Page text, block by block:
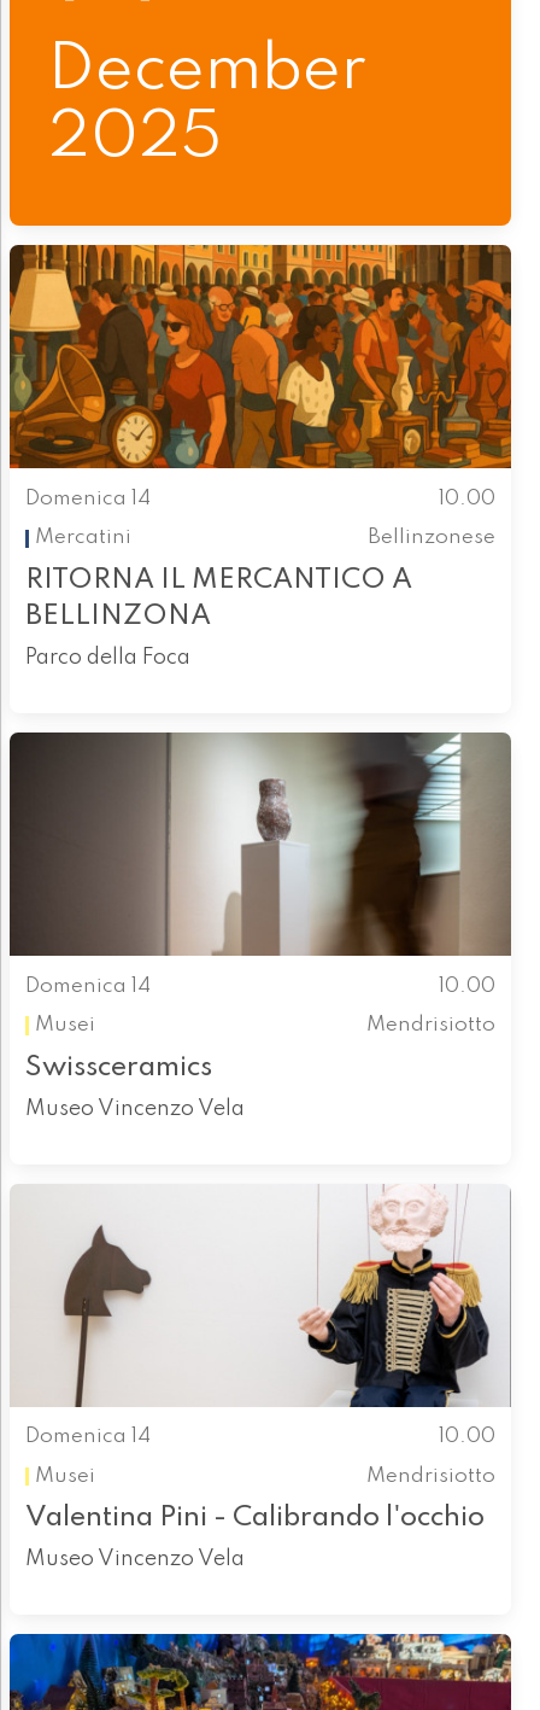
December
2025
Domenica 14
10.00
Mercatini
Bellinzonese
RITORNA IL MERCANTICO A
BELLINZONA
Parco della Foca
Domenica 14
10.00
Musei
Mendrisiotto
Swissceramics
Museo Vincenzo Vela
Domenica 14
10.00
Musei
Mendrisiotto
Valentina Pini - Calibrando l'occhio
Museo Vincenzo Vela